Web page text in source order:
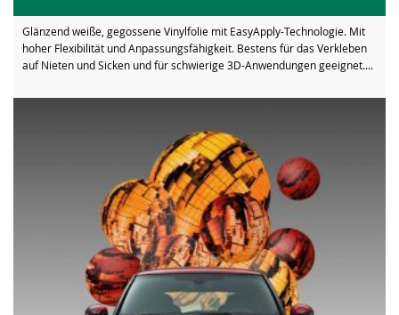
Glänzend weiße, gegossene Vinylfolie mit EasyApply-Technologie. Mit
hoher Flexibilität und Anpassungsfähigkeit. Bestens für das Verkleben
auf Nieten und Sicken und für schwierige 3D-Anwendungen geeignet....